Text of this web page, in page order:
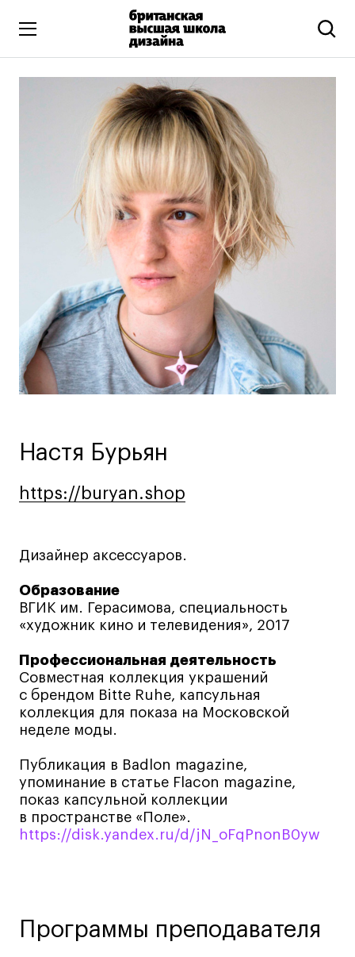
Высшее образование
Искусство и дизайн
Подготовительные курсы
Бизнес и маркетинг
Все программы
Дополнительное образование
Коммуникационный и цифровой дизайн
Иллюстрация
Современное искусство
Мода и стиль
Ювелирный дизайн
Сценография
Промышленный и предметный дизайн
Дизайн и декорирование интерьера
Бизнес и маркетинг
Среднесрочные
Ландшафтный дизайн
Все программы
Онлайн-программы
Дизайн интерьера
Дизайн одежды
Стайлинг
Современная живопись
UX/UI-дизайн
Маркетинг
Мода
Настя Бурьян
https://buryan.shop
https://buryan.shop
https://buryan.shop
Дизайнер аксессуаров.
Образование
ВГИК им. Герасимова, специальность
«художник кино и телевидения», 2017
Профессиональная деятельность
Совместная коллекция украшений
с брендом Bitte Ruhe, капсульная
коллекция для показа на Московской
неделе моды.
Публикация в Badlon magazine,
упоминание в статье Flacon magazine,
показ капсульной коллекции
в пространстве «Поле».
https://disk.yandex.ru/d/jN_oFqPnonB0yw
Программы преподавателя